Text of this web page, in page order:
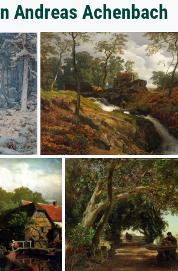
Andreas Achenbach